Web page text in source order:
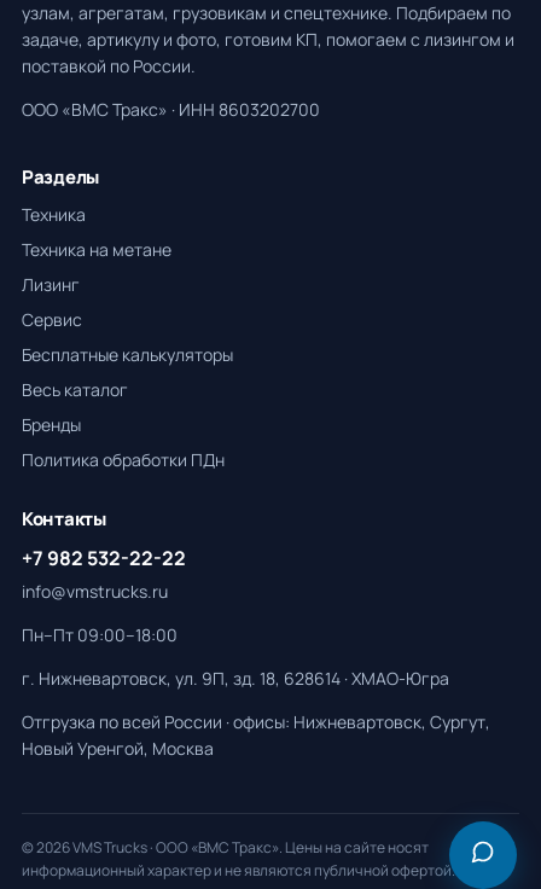
узлам, агрегатам, грузовикам и спецтехнике. Подбираем по
задаче, артикулу и фото, готовим КП, помогаем с лизингом и
поставкой по России.
ООО «ВМС Тракс» · ИНН 8603202700
Разделы
Техника
Техника на метане
Лизинг
Сервис
Бесплатные калькуляторы
Весь каталог
Бренды
Политика обработки ПДн
Контакты
+7 982 532-22-22
info@vmstrucks.ru
Пн–Пт 09:00–18:00
г. Нижневартовск, ул. 9П, зд. 18, 628614 · ХМАО-Югра
Отгрузка по всей России · офисы: Нижневартовск, Сургут,
Новый Уренгой, Москва
© 2026 VMS Trucks · ООО «ВМС Тракс». Цены на сайте носят
информационный характер и не являются публичной офертой.